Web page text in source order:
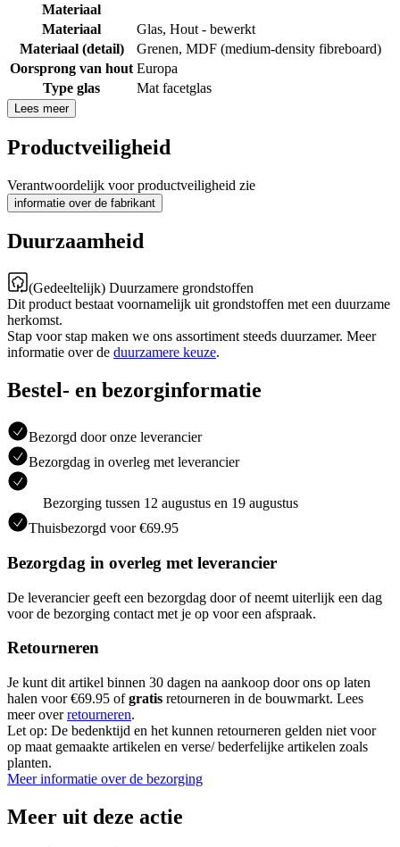
Materiaal
Materiaal
Glas, Hout - bewerkt
Materiaal (detail)
Grenen, MDF (medium-density fibreboard)
Oorsprong van hout Europa
Type glas
Mat facetglas
Lees meer
Productveiligheid
Verantwoordelijk voor productveiligheid zie
informatie over de fabrikant
Duurzaamheid
(Gedeeltelijk) Duurzamere grondstoffen
Dit product bestaat voornamelijk uit grondstoffen met een duurzame
herkomst.
Stap voor stap maken we ons assortiment steeds duurzamer. Meer
informatie over de duurzamere keuze.
Bestel- en bezorginformatie
Bezorgd door onze leverancier
Bezorgdag in overleg met leverancier
Bezorging tussen 12 augustus en 19 augustus
Thuisbezorgd voor €69.95
Bezorgdag in overleg met leverancier
De leverancier geeft een bezorgdag door of neemt uiterlijk een dag
voor de bezorging contact met je op voor een afspraak.
Retourneren
Je kunt dit artikel binnen 30 dagen na aankoop door ons op laten
halen voor €69.95 ofgratis retourneren in de bouwmarkt. Lees
meer overretourneren.
Let op: De bedenktijd en het kunnen retourneren gelden niet voor
op maat gemaakte artikelen en verse/ bederfelijke artikelen zoals
planten.
Meer informatie over de bezorging
Meer uit deze actie